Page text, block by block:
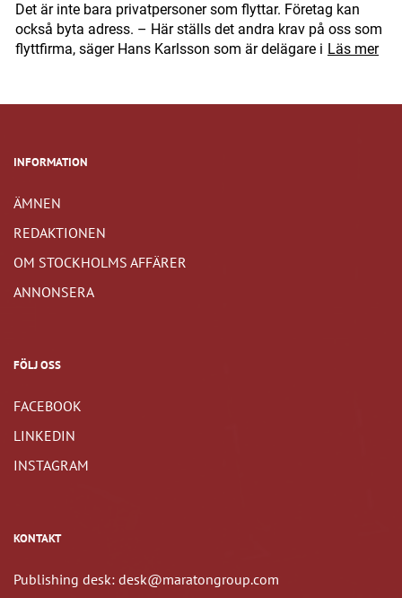
Det är inte bara privatpersoner som flyttar. Företag kan
också byta adress. – Här ställs det andra krav på oss som
flyttfirma, säger Hans Karlsson som är delägare i Läs mer
INFORMATION
ÄMNEN
REDAKTIONEN
OM STOCKHOLMS AFFÄRER
ANNONSERA
FÖLJ OSS
FACEBOOK
LINKEDIN
INSTAGRAM
KONTAKT
Publishing desk: desk@maratongroup.com